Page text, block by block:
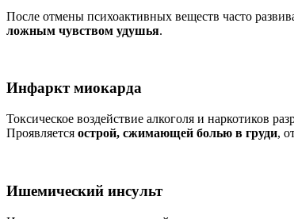
После отмены психоактивных веществ часто
ложным чувством удушья.
Инфаркт миокарда
Токсическое воздействие алкоголя и наркотиков
Проявляется острой, сжимающей болью в груди,
Ишемический инсульт